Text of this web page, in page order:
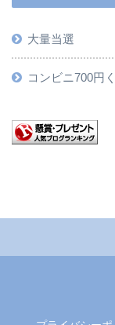
大量当選
コンビニ700円